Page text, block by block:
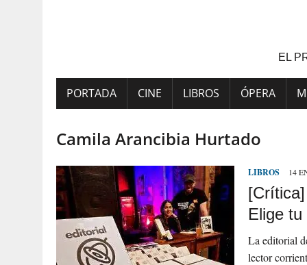
EL
PORTADA CINE LIBROS ÓPERA
Camila Arancibia Hurtado
LIBROS 14
Elige
La editorial
lector